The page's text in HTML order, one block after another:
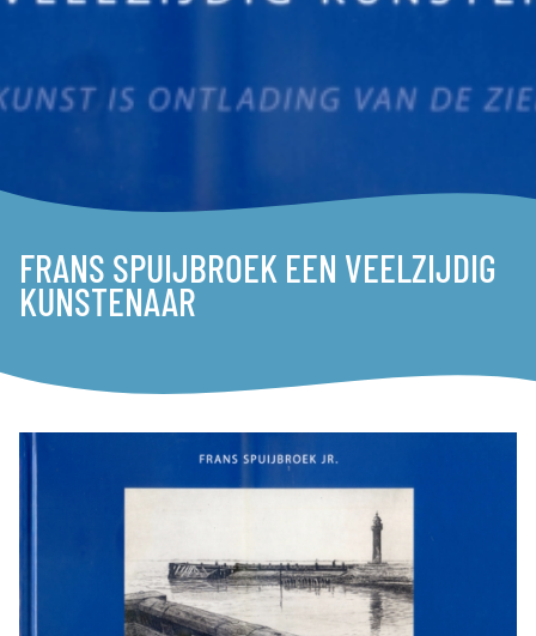
FRANS SPUIJBROEK EEN VEELZIJDIG
KUNSTENAAR